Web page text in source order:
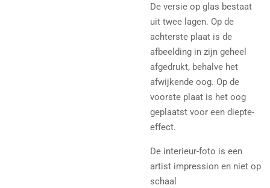
De versie op glas bestaat
uit twee lagen. Op de
achterste plaat is de
afbeelding in zijn geheel
afgedrukt, behalve het
afwijkende oog. Op de
voorste plaat is het oog
geplaatst voor een diepte-
effect.
De interieur-foto is een
artist impression en niet op
schaal